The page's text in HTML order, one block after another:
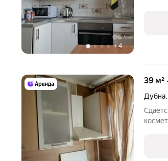
+4
39
Дубна,
есть